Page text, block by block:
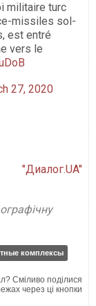
militaire turc
missiles sol-
est entré
vers le
27, 2020
"Диалог.UA"
комплексы
Сміливо поділися
через ці кнопки